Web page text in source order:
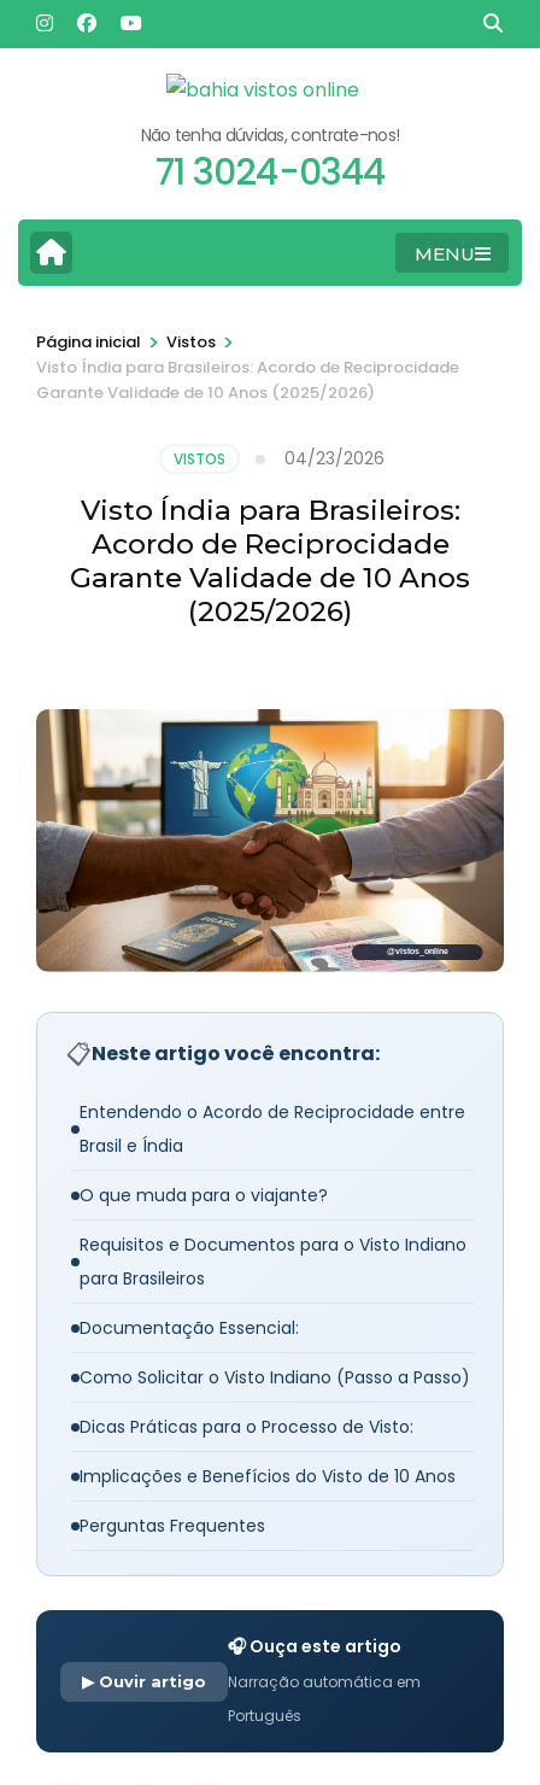
Pular
para
Não tenha dúvidas, contrate-nos!
71 3024-0344
MENU
Página inicial > Vistos >
Visto Índia para Brasileiros: Acordo de Reciprocidade
Garante Validade de 10 Anos (2025/2026)
VISTOS 04/23/2026
Visto Índia para Brasileiros:
Acordo de Reciprocidade
Garante Validade de 10 Anos
(2025/2026)
📋Neste artigo você encontra:
Entendendo o Acordo de Reciprocidade entre
Brasil e Índia
O que muda para o viajante?
Requisitos e Documentos para o Visto Indiano
para Brasileiros
Documentação Essencial:
Como Solicitar o Visto Indiano (Passo a Passo)
Dicas Práticas para o Processo de Visto:
Implicações e Benefícios do Visto de 10 Anos
Perguntas Frequentes
▶ Ouvir artigo
🎧 Ouça este artigo
Narração automática em
Português